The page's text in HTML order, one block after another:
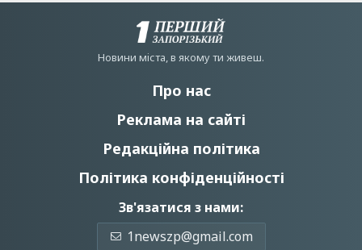
Новини мiста, в якому ти живеш.
Про нас
Реклама на сайті
Редакційна політика
Політика конфіденційності
Зв'язатися з нами:
1newszp@gmail.com